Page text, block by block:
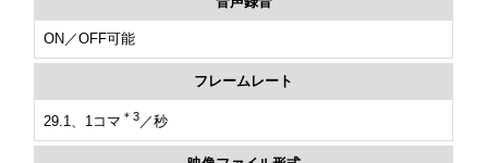
ON／OFF可能
フレームレート
29.1、1コマ ＊3／秒